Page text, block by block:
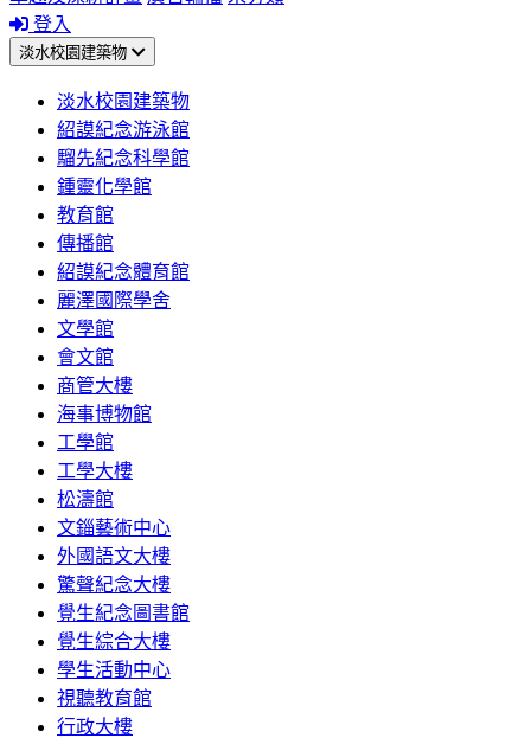
登入
淡水校園建築物
淡水校園建築物
紹謨紀念游泳館
騮先紀念科學館
鍾靈化學館
教育館
傳播館
紹謨紀念體育館
麗澤國際學舍
文學館
會文館
商管大樓
海事博物館
工學館
工學大樓
松濤館
文錙藝術中心
外國語文大樓
驚聲紀念大樓
覺生紀念圖書館
覺生綜合大樓
學生活動中心
視聽教育館
行政大樓